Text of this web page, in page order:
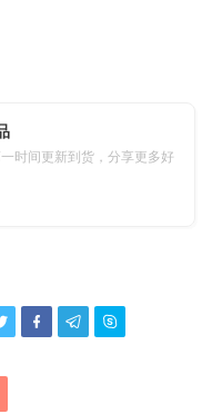
时间更新到货，分享更多好
  